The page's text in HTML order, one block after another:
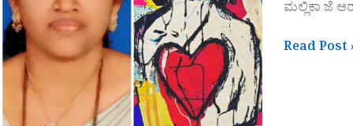
ಮಲ್ಲಿಕಾ ಜೆ
ಬಗೆಯ
Read Post